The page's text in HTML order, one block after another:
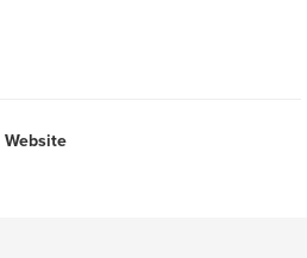
Website